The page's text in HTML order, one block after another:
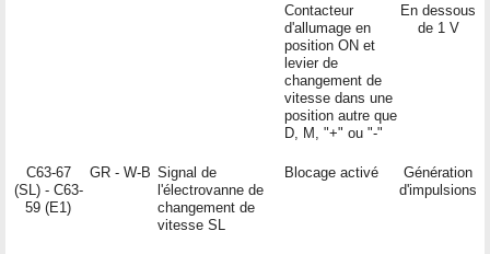
Contacteur
d'allumage en
position ON et
levier de
changement de
vitesse dans une
position autre que
D, M, "+" ou "-"
En dessous
de 1 V
C63-67
(SL) - C63-
59 (E1)
GR - W-B Signal de
l'électrovanne de
changement de
vitesse SL
Blocage activé
Génération
d'impulsions